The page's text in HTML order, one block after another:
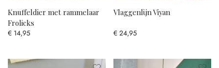
Knuffeldier met rammelaar
Frolicks
€ 14,95
Vlaggenlijn Viyan
€ 24,95